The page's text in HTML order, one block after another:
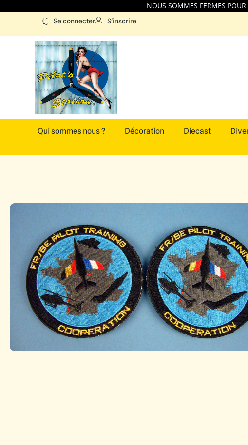
NOUS SOMMES FERMES
Se connecter S'inscrire
Qui sommes nous ? Décoration Diecast